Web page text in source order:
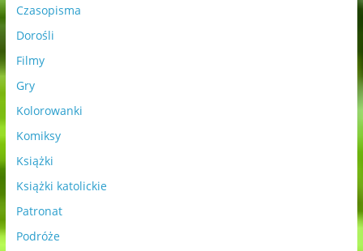
Czasopisma
Dorośli
Filmy
Gry
Kolorowanki
Komiksy
Książki
Książki katolickie
Patronat
Podróże